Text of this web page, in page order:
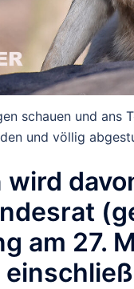
schauen und ans
und völlig
am 27.